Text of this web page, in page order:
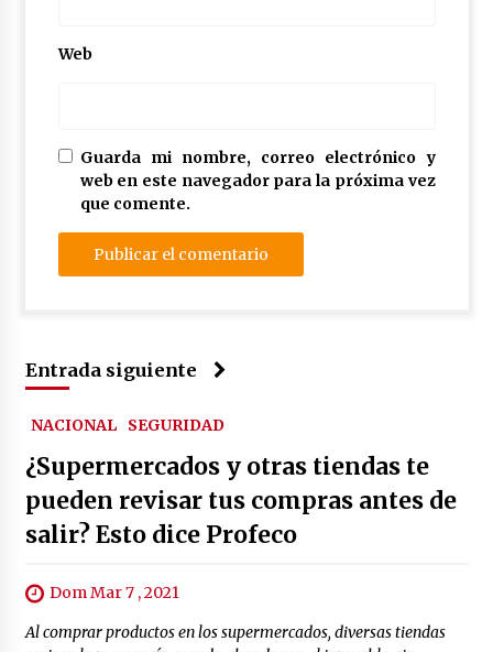
Web
Guarda mi nombre, correo electrónico y
web en este navegador para la próxima vez
que comente.
Entrada siguiente
NACIONAL SEGURIDAD
¿Supermercados y otras tiendas te
pueden revisar tus compras antes de
salir? Esto dice Profeco
Dom Mar 7 , 2021
Al comprar productos en los supermercados, diversas tiendas